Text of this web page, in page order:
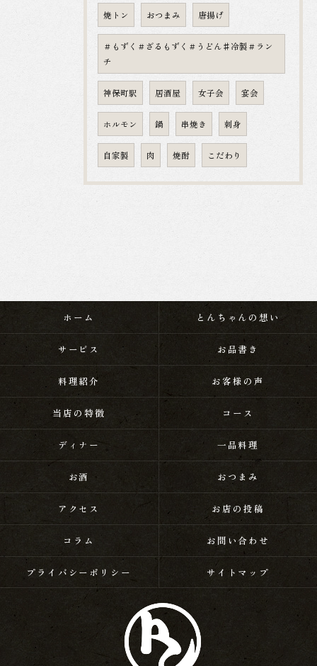
焼トン おつまみ 唐揚げ
＃もずく＃ざるもずく＃うどん♯冷製＃ラン
チ
神保町駅 居酒屋 女子会 宴会
ホルモン 鍋 串焼き 刺身
自家製 肉 焼酎 こだわり
ホーム とんちゃんの想い
サービス お品書き
料理紹介 お客様の声
当店の特徴 コース
ディナー 一品料理
お酒 おつまみ
アクセス お店の投稿
コラム お問い合わせ
プライバシーポリシー サイトマップ